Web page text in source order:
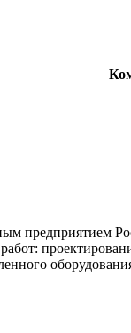
предприятием